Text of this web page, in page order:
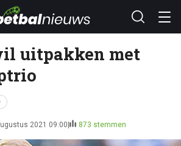
uitpakken met
2021 09:00 873 stemmen